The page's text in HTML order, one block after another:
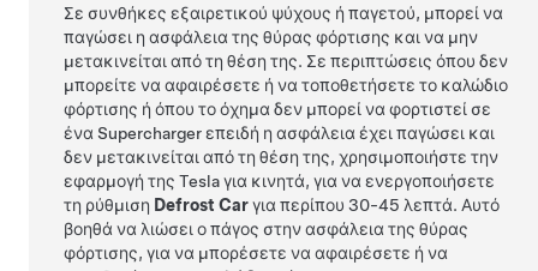
Σε συνθήκες εξαιρετικού ψύχους ή παγετού, μπορεί να
παγώσει η ασφάλεια της θύρας φόρτισης και να μην
μετακινείται από τη θέση της. Σε περιπτώσεις όπου δεν
μπορείτε να αφαιρέσετε ή να τοποθετήσετε το καλώδιο
φόρτισης ή όπου το όχημα δεν μπορεί να φορτιστεί σε
ένα Supercharger επειδή η ασφάλεια έχει παγώσει και
δεν μετακινείται από τη θέση της, χρησιμοποιήστε την
εφαρμογή της Tesla για κινητά, για να ενεργοποιήσετε
τη ρύθμιση Defrost Carγια περίπου 30-45 λεπτά. Αυτό
βοηθά να λιώσει ο πάγος στην ασφάλεια της θύρας
φόρτισης, για να μπορέσετε να αφαιρέσετε ή να